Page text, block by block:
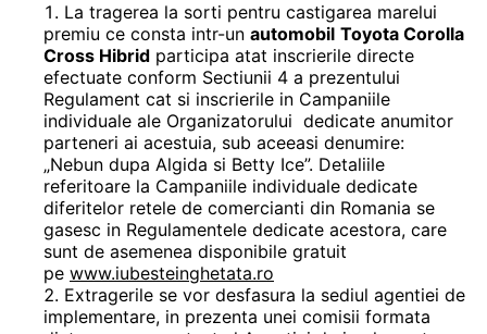
La tragerea la sorti pentru castigarea marelui
premiu ce consta intr-un automobil Toyota Corolla
Cross Hibrid participa atat inscrierile directe
efectuate conform Sectiunii 4 a prezentului
Regulament cat si inscrierile in Campaniile
individuale ale Organizatorului dedicate anumitor
parteneri ai acestuia, sub aceeasi denumire:
„Nebun dupa Algida si Betty Ice”. Detaliile
referitoare la Campaniile individuale dedicate
diferitelor retele de comercianti din Romania se
gasesc in Regulamentele dedicate acestora, care
sunt de asemenea disponibile gratuit
pe www.iubesteinghetata.ro
Extragerile se vor desfasura la sediul agentiei de
implementare, in prezenta unei comisii formata